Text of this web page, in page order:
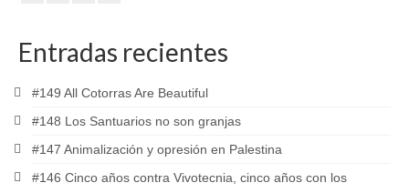
Entradas recientes
#149 All Cotorras Are Beautiful
#148 Los Santuarios no son granjas
#147 Animalización y opresión en Palestina
#146 Cinco años contra Vivotecnia, cinco años con los